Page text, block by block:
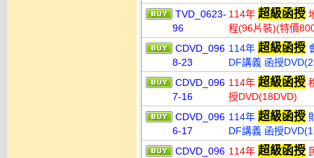
TVD_0623-
96
114年 超級函授
程(96片裝)(特價
CDVD_096
8-23
114年 超級函授
DF講義 函授
CDVD_096
7-16
114年 超級函授
授DVD(18DVD)
CDVD_096
6-17
114年 超級函授
DF講義 函授
CDVD_096 114年 超級函授